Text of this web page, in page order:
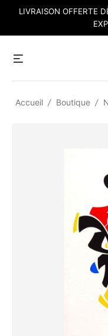
content
LIVRAISON OFFERTE
Accueil / Boutique /